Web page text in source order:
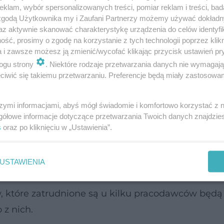
swoboda
Według przedstawionego projektu,
będą mieli możliwość podejmować
ma wszelkie działania przynoszące
Wyjątkiem mają być jednak sytuacje
mogłoby spowodować poważne straty
podpisu na ważnych dokumentach.
zatrudnione są u kilku pracodawców będą
z nich.
wybór spersonalizowanych treści, pomiar reklam i treści,
Użytkownika my i Zaufani Partnerzy możemy używać
aktywnie skanować charakterystykę urządzenia do celów
prosimy o zgodę na korzystanie z tych technologii poprzez
i zawsze możesz ją zmienić/wycofać klikając przycisk ustawień
strony
. Niektóre rodzaje przetwarzania danych nie
się takiemu przetwarzaniu. Preferencje będą miały
informacjami, abyś mógł świadomie i komfortowo korzystać z
informacje dotyczące przetwarzania Twoich danych
oraz po kliknięciu w „Ustawienia”.
USTAWIENIA